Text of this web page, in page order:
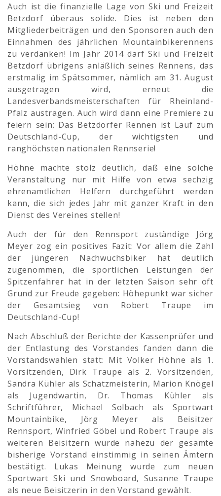
Auch ist die finanzielle Lage von Ski und Freizeit
Betzdorf überaus solide. Dies ist neben den
Mitgliederbeiträgen und den Sponsoren auch den
Einnahmen des jährlichen Mountainbikerennens
zu verdanken! Im Jahr 2014 darf Ski und Freizeit
Betzdorf übrigens anläßlich seines Rennens, das
erstmalig im Spätsommer, nämlich am 31. August
ausgetragen wird, erneut die
Landesverbandsmeisterschaften für Rheinland-
Pfalz austragen. Auch wird dann eine Premiere zu
feiern sein: Das Betzdorfer Rennen ist Lauf zum
Deutschland-Cup, der wichtigsten und
ranghöchsten nationalen Rennserie!
Höhne machte stolz deutlich, daß eine solche
Veranstaltung nur mit Hilfe von etwa sechzig
ehrenamtlichen Helfern durchgeführt werden
kann, die sich jedes Jahr mit ganzer Kraft in den
Dienst des Vereines stellen!
Auch der für den Rennsport zuständige Jörg
Meyer zog ein positives Fazit: Vor allem die Zahl
der jüngeren Nachwuchsbiker hat deutlich
zugenommen, die sportlichen Leistungen der
Spitzenfahrer hat in der letzten Saison sehr oft
Grund zur Freude gegeben: Höhepunkt war sicher
der Gesamtsieg von Robert Traupe im
Deutschland-Cup!
Nach Abschluß der Berichte der Kassenprüfer und
der Entlastung des Vorstandes fanden dann die
Vorstandswahlen statt: Mit Volker Höhne als 1.
Vorsitzenden, Dirk Traupe als 2. Vorsitzenden,
Sandra Kühler als Schatzmeisterin, Marion Knögel
als Jugendwartin, Dr. Thomas Kühler als
Schriftführer, Michael Solbach als Sportwart
Mountainbike, Jörg Meyer als Beisitzer
Rennsport, Winfried Göbel und Robert Traupe als
weiteren Beisitzern wurde nahezu der gesamte
bisherige Vorstand einstimmig in seinen Ämtern
bestätigt. Lukas Meinung wurde zum neuen
Sportwart Ski und Snowboard, Susanne Traupe
als neue Beisitzerin in den Vorstand gewählt.